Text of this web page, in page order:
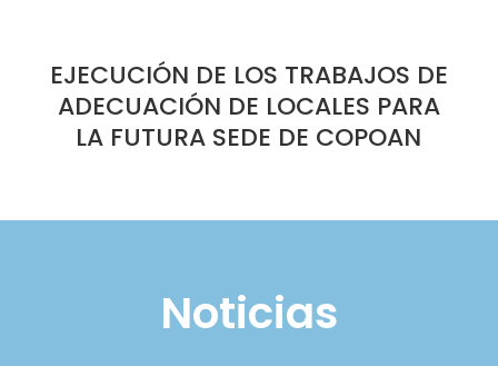
EJECUCIÓN DE LOS TRABAJOS DE
ADECUACIÓN DE LOCALES PARA
LA FUTURA SEDE DE COPOAN
Noticias